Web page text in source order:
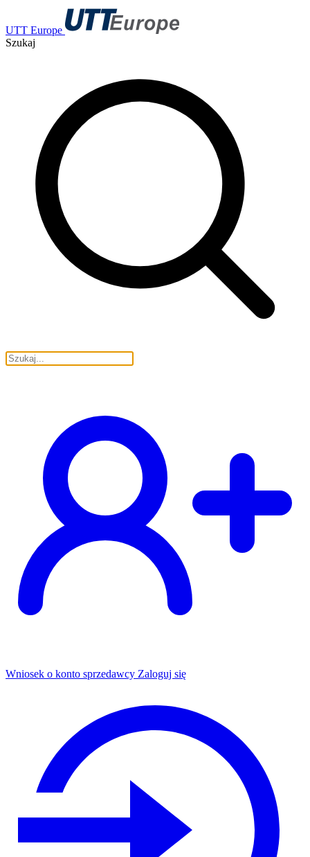
UTT Europe
Szukaj
Wniosek o konto sprzedawcy Zaloguj się